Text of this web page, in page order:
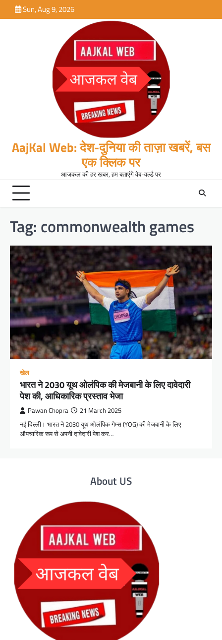
to
Sun, Aug 9, 2026
AajKal Web: देश-दुनिया की ताज़ा खबरें, बस
एक क्लिक पर
आजकल की हर खबर, हम बताएंगे वेब-वर्ल्ड पर
Tag: commonwealth games
खेल
भारत ने 2030 यूथ ओलंपिक की मेजबानी के लिए दावेदारी
पेश की, आधिकारिक प्रस्ताव भेजा
Pawan Chopra 21 March 2025
नई दिल्ली। भारत ने 2030 यूथ ओलंपिक गेम्स (YOG) की मेजबानी के लिए
औपचारिक रूप से अपनी दावेदारी पेश कर…
About US